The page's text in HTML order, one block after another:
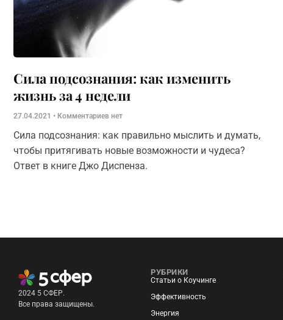
Сила подсознания: как изменить
жизнь за 4 недели
27.04.2021 Комментариев нет
Сила подсознания: как правильно мыслить и думать,
чтобы притягивать новые возможности и чудеса?
Ответ в книге Джо Диспенза.
2024 5 СФЕР.
Все права защищены.
РУБРИКИ
Статьи о Коучинге
Эффективность
Энергия